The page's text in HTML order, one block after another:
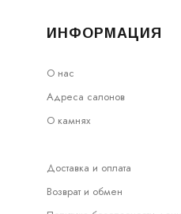
ИНФОРМАЦИЯ
О нас
Адреса салонов
О камнях
Доставка и оплата
Возврат и обмен